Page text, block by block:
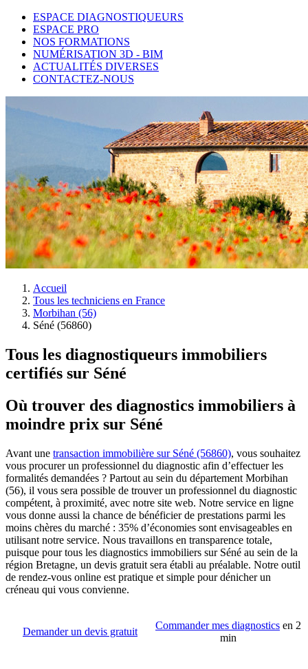
ESPACE DIAGNOSTIQUEURS
ESPACE PRO
NOS FORMATIONS
NUMÉRISATION 3D - BIM
ACTUALITÉS DIVERSES
CONTACTEZ-NOUS
Accueil
Tous les techniciens en France
Morbihan (56)
Séné (56860)
Tous les diagnostiqueurs immobiliers
certifiés sur Séné
Où trouver des diagnostics immobiliers à
moindre prix sur Séné
Avant une transaction immobilière sur Séné (56860), vous souhaitez
vous procurer un professionnel du diagnostic afin d’effectuer les
formalités demandées ? Partout au sein du département Morbihan
(56), il vous sera possible de trouver un professionnel du diagnostic
compétent, à proximité, avec notre site web. Notre service en ligne
vous donne aussi la chance de bénéficier de prestations parmi les
moins chères du marché : 35% d’économies sont envisageables en
utilisant notre service. Nous travaillons en transparence totale,
puisque pour tous les diagnostics immobiliers sur Séné au sein de la
région Bretagne, un devis gratuit sera établi au préalable. Notre outil
de rendez-vous online est pratique et simple pour dénicher un
créneau qui vous convienne.
Demander un devis gratuit
Commander mes diagnostics en 2
min